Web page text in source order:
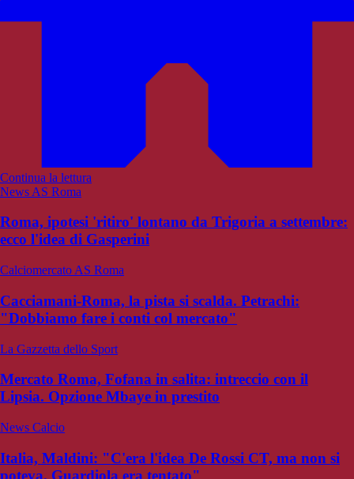
Continua la lettura
News AS Roma
Roma, ipotesi 'ritiro' lontano da Trigoria a settembre:
ecco l'idea di Gasperini
Calciomercato AS Roma
Cacciamani-Roma, la pista si scalda. Petrachi:
"Dobbiamo fare i conti col mercato"
La Gazzetta dello Sport
Mercato Roma, Fofana in salita: intreccio con il
Lipsia. Opzione Mbaye in prestito
News Calcio
Italia, Maldini: "C'era l'idea De Rossi CT, ma non si
poteva. Guardiola era tentato"